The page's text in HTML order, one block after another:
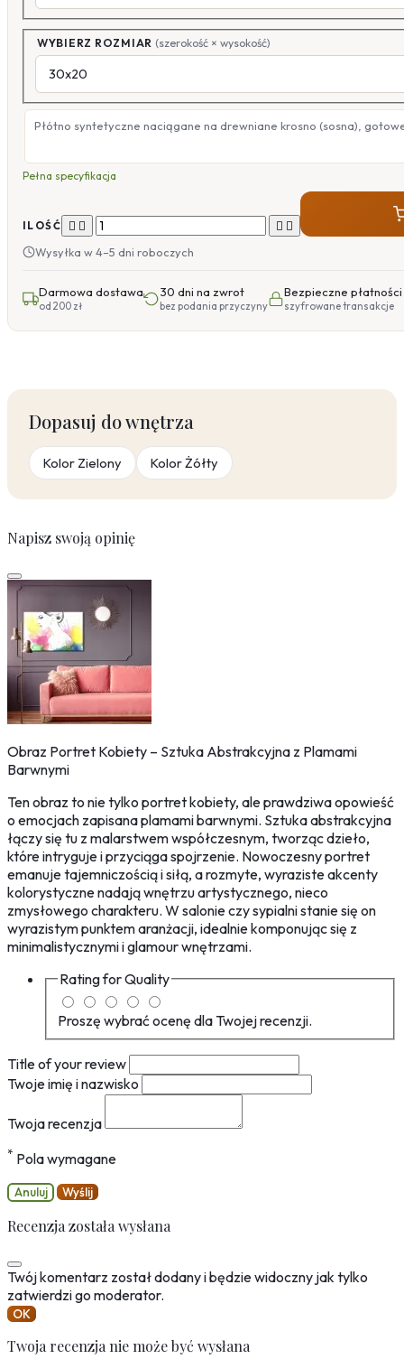
WYBIERZ ROZMIAR (szerokość × wysokość)
Płótno syntetyczne naciągane na drewniane krosno (sosna),
Pełna specyfikacja
ILOŚĆ    
Wysyłka w 4–5 dni roboczych
Darmowa dostawa
od 200 zł
30 dni na zwrot
bez podania przyczyny
Bezpieczne płatności
szyfrowane transakcje
Dopasuj do wnętrza
Kolor Zielony Kolor Żółty
Napisz swoją opinię
Obraz Portret Kobiety – Sztuka Abstrakcyjna z Plamami
Barwnymi
Ten obraz to nie tylko portret kobiety, ale prawdziwa opowieść
o emocjach zapisana plamami barwnymi. Sztuka abstrakcyjna
łączy się tu z malarstwem współczesnym, tworząc dzieło,
które intryguje i przyciąga spojrzenie. Nowoczesny portret
emanuje tajemniczością i siłą, a rozmyte, wyraziste akcenty
kolorystyczne nadają wnętrzu artystycznego, nieco
zmysłowego charakteru. W salonie czy sypialni stanie się on
wyrazistym punktem aranżacji, idealnie komponując się z
minimalistycznymi i glamour wnętrzami.
Rating forQuality
Proszę wybrać ocenę dla Twojej recenzji.
Title of your review
Twoje imię i nazwisko
Twoja recenzja
* Pola wymagane
Anuluj Wyślij
Recenzja została wysłana
Twój komentarz został dodany i będzie widoczny jak tylko
zatwierdzi go moderator.
OK
Twoja recenzja nie może być wysłana